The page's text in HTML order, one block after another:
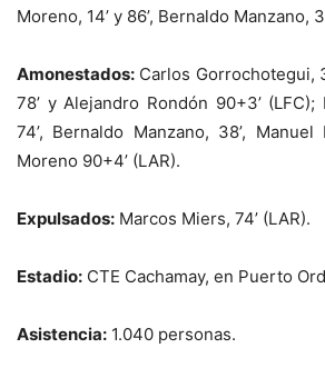
Moreno, 14’ y 86’, Bernaldo Manzano,
Amonestados: Carlos Gorrochotegui,
78’ y Alejandro Rondón 90+3’ (LFC);
74’, Bernaldo Manzano, 38’, Manuel
Moreno 90+4’ (LAR).
Expulsados: Marcos Miers, 74’ (LAR).
Estadio: CTE Cachamay, en Puerto
Asistencia: 1.040 personas.